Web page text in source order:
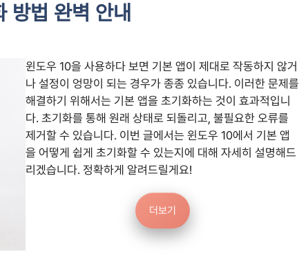
방법 완벽 안내
윈도우 10을 사용하다 보면 기본 앱이 제대로 작동하지 않거
나 설정이 엉망이 되는 경우가 종종 있습니다. 이러한 문제를
해결하기 위해서는 기본 앱을 초기화하는 것이 효과적입니
다. 초기화를 통해 원래 상태로 되돌리고, 불필요한 오류를
제거할 수 있습니다. 이번 글에서는 윈도우 10에서 기본 앱
을 어떻게 쉽게 초기화할 수 있는지에 대해 자세히 설명해드
리겠습니다. 정확하게 알려드릴게요!
더보기